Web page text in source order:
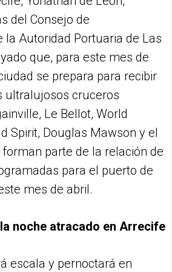
del Consejo de
la Autoridad Portuaria de Las
que, para este mes de
se prepara para recibir
ultralujosos cruceros
Le Bellot, World
Spirit, Douglas Mawson y el
forman parte de la relación de
para el puerto de
mes de abril.
noche atracado en Arrecife
escala y pernoctará en